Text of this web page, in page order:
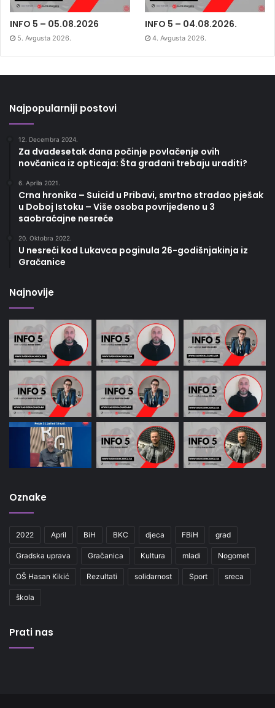
INFO 5 – 05.08.2026
5. Avgusta 2026.
INFO 5 – 04.08.2026.
4. Avgusta 2026.
Najpopularniji postovi
12. Decembra 2024.
Za dvadesetak dana počinje povlačenje ovih
novčanica iz opticaja: Šta građani trebaju uraditi?
6. Aprila 2021.
Crna hronika – Suicid u Pribavi, smrtno stradao pješak
u Doboj Istoku – Više osoba povrijeđeno u 3
saobraćajne nesreće
20. Oktobra 2022.
U nesreći kod Lukavca poginula 26-godišnjakinja iz
Gračanice
Najnovije
Oznake
2022 April BiH BKC djeca FBiH grad
Gradska uprava Gračanica Kultura mladi Nogomet
OŠ Hasan Kikić Rezultati solidarnost Sport sreca
škola
Prati nas